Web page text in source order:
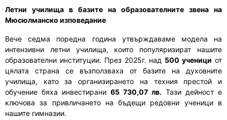
Летни училища в базите на образователните звена на
Мюсюлманско изповедание
Вече седма поредна година утвърждаваме модела на
интензивни летни училища, които популяризират нашите
образователни институции. През 2025г. над 500 ученици от
цялата страна се възползваха от базите на духовните
училища, като за организирането на техния престой и
обучение бяха инвестирани 65 730,07 лв. Тази дейност е
ключова за привличането на бъдещи редовни ученици в
нашите гимназии.